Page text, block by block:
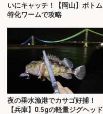
いにキャッチ！【岡山】ボトム
特化ワームで攻略
夜の垂水漁港でカサゴ好捕！
【兵庫】0.5gの軽量ジグヘッド